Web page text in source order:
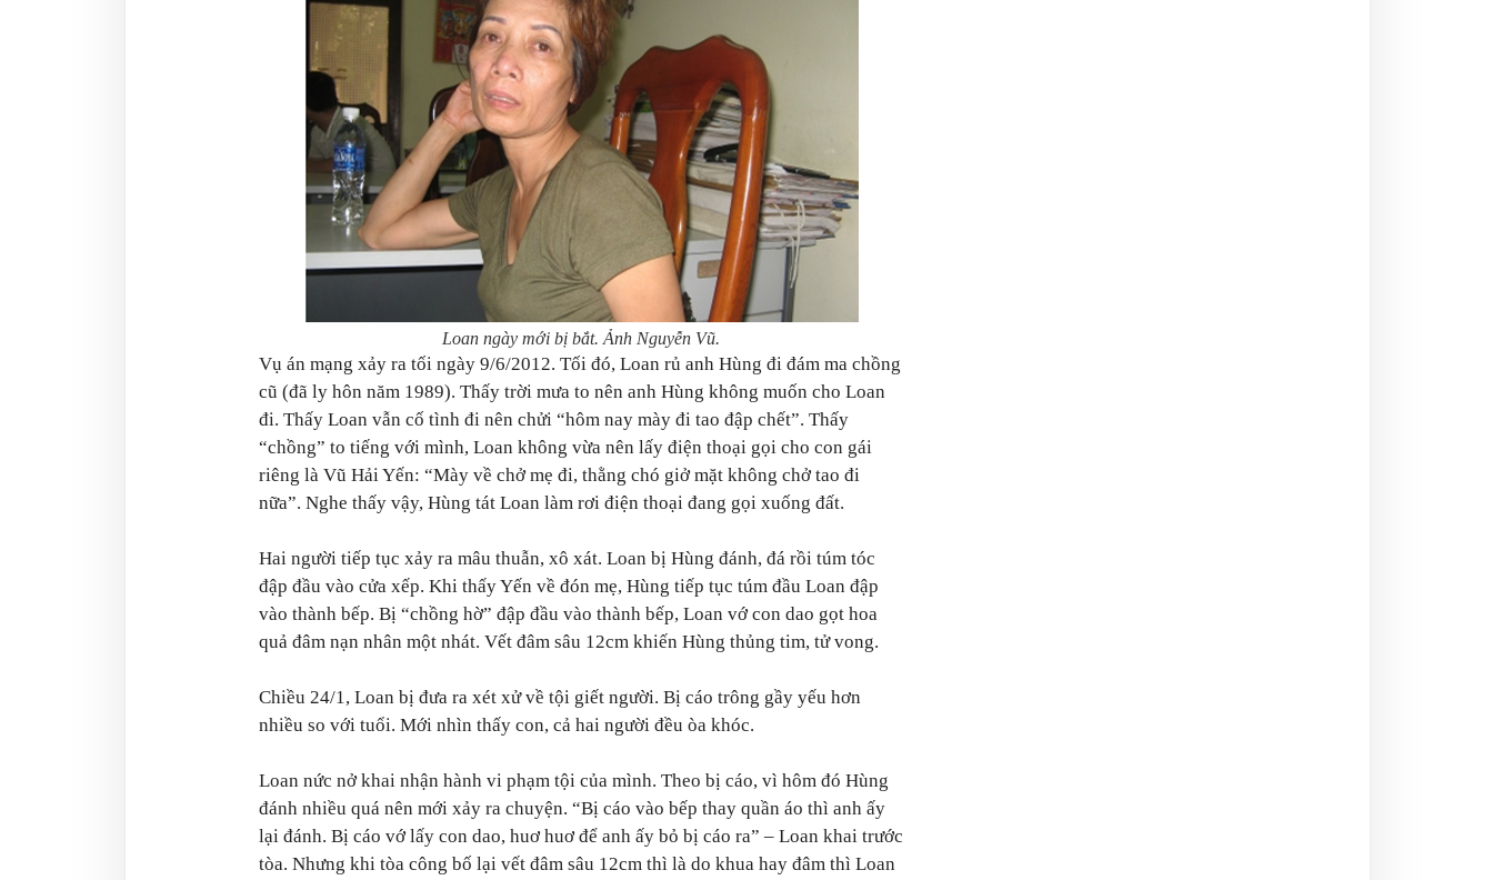
Loan ngày mới bị bắt. Ảnh Nguyễn Vũ.
Vụ án mạng xảy ra tối ngày 9/6/2012. Tối đó, Loan rủ anh Hùng đi đám ma chồng
cũ (đã ly hôn năm 1989). Thấy trời mưa to nên anh Hùng không muốn cho Loan
đi. Thấy Loan vẫn cố tình đi nên chửi “hôm nay mày đi tao đập chết”. Thấy
“chồng” to tiếng với mình, Loan không vừa nên lấy điện thoại gọi cho con gái
riêng là Vũ Hải Yến: “Mày về chở mẹ đi, thằng chó giở mặt không chở tao đi
nữa”. Nghe thấy vậy, Hùng tát Loan làm rơi điện thoại đang gọi xuống đất.
Hai người tiếp tục xảy ra mâu thuẫn, xô xát. Loan bị Hùng đánh, đá rồi túm tóc
đập đầu vào cửa xếp. Khi thấy Yến về đón mẹ, Hùng tiếp tục túm đầu Loan đập
vào thành bếp. Bị “chồng hờ” đập đầu vào thành bếp, Loan vớ con dao gọt hoa
quả đâm nạn nhân một nhát. Vết đâm sâu 12cm khiến Hùng thủng tim, tử vong.
Chiều 24/1, Loan bị đưa ra xét xử về tội giết người. Bị cáo trông gầy yếu hơn
nhiều so với tuổi. Mới nhìn thấy con, cả hai người đều òa khóc.
Loan nức nở khai nhận hành vi phạm tội của mình. Theo bị cáo, vì hôm đó Hùng
đánh nhiều quá nên mới xảy ra chuyện. “Bị cáo vào bếp thay quần áo thì anh ấy
lại đánh. Bị cáo vớ lấy con dao, huơ huơ để anh ấy bỏ bị cáo ra” – Loan khai trước
tòa. Nhưng khi tòa công bố lại vết đâm sâu 12cm thì là do khua hay đâm thì Loan